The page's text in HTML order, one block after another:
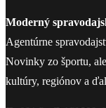
Moderný
Agentúrne
Novinky zo športu,
kultúry, regiónov a